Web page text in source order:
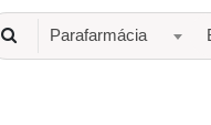
Parafarmácia